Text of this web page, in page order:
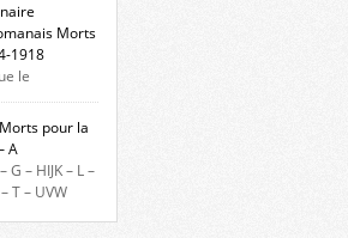
Morts
1918
le
Guerre
veut
pour la
cette
des noms
de
et du lycée
pour la
A
G – HIJK – L –
T – UVW